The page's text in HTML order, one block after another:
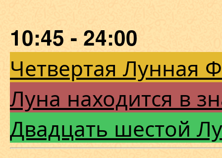
10:45 - 24:00
Четвертая Лунная
Луна находится в
Двадцать шестой